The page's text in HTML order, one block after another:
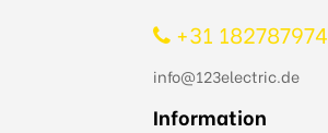
+31 182787974
info@123electric.de
Information